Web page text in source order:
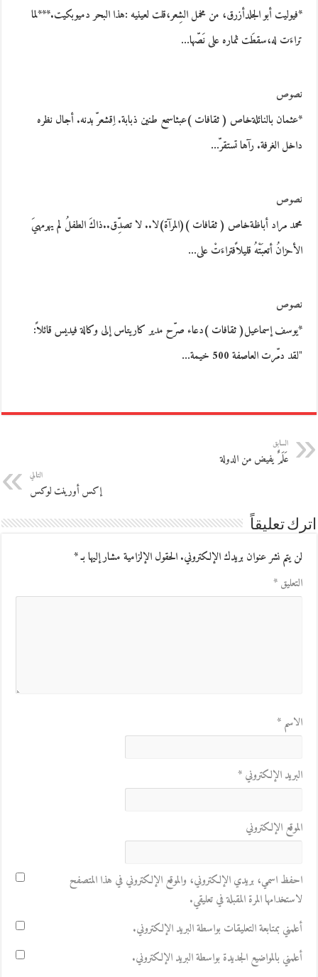
*فيوليت أبو الجلدأزرق، من مخمل الشِعر،قلت لعينيه :هذا البحر دميوبكيت.***لما
تراءَت له،سقطَت ثماره على نَصّها…
نصوص
*عثمان بالنائلةخاص ( ثقافات )عبثاسمع طنين ذبابة. اِقشعرّ بدنه. أجال نظره
داخل الغرفة. رآها تستقرّ…
نصوص
محمد مراد أباظةخاص ( ثقافات )(المرآة)لا.. لا تصدِّق..ذاكَ الطفلُ لم يهرمهيَ
الأحزانُ أتعبَتْهُ قليلاًفتراءَتْ على…
نصوص
*يوسف إسماعيل( ثقافات )دعاء صرّح مدير كاريتاس إلى وكالة فيديس قائلاً:
"لقد دمّرت العاصفة 500 خيمة…
السابق
عَلَمٌ يفيض من الدولة
التالي
إكس أورينت لوكس
اترك تعليقاً
لن يتم نشر عنوان بريدك الإلكتروني.الحقول الإلزامية مشار إليها بـ*
التعليق*
الاسم*
البريد الإلكتروني*
الموقع الإلكتروني
احفظ اسمي، بريدي الإلكتروني، والموقع الإلكتروني في هذا المتصفح
لاستخدامها المرة المقبلة في تعليقي.
أعلمني بمتابعة التعليقات بواسطة البريد الإلكتروني.
أعلمني بالمواضيع الجديدة بواسطة البريد الإلكتروني.